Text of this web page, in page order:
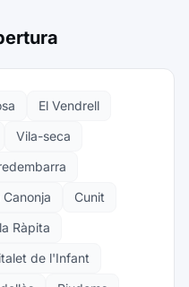
El Vendrell
Vila-seca
Canonja
Cunit
Ràpita
de l'Infant